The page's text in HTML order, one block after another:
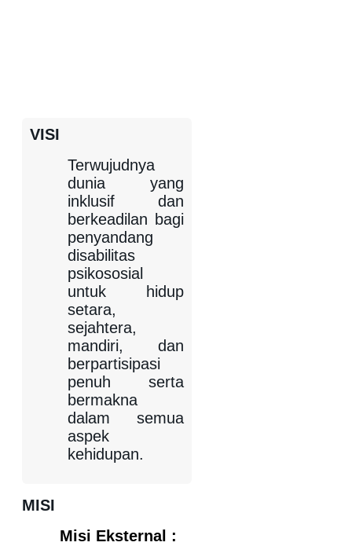
VISI
Terwujudnya
dunia yang
inklusif dan
berkeadilan bagi
penyandang
disabilitas
psikososial
untuk hidup
setara,
sejahtera,
mandiri, dan
berpartisipasi
penuh serta
bermakna
dalam semua
aspek
kehidupan.
MISI
Misi Eksternal :